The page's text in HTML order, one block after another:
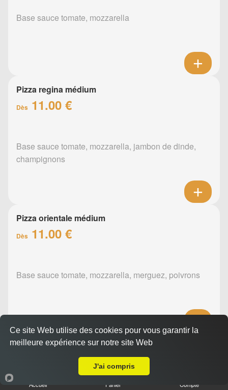
Base sauce tomate, mozzarella
Pizza regina médium
Dès 11.00 €
Base sauce tomate, mozzarella, jambon de dinde,
champignons
Pizza orientale médium
Dès 11.00 €
Base sauce tomate, mozzarella, merguez, poivrons
Pizza barbecue médium
Accueil Panier Compte
Ce site Web utilise des cookies pour vous garantir la
meilleure expérience sur notre site Web
J'ai compris